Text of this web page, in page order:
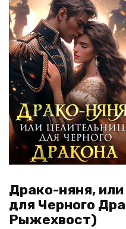
Драко-няня,
для Черного
Рыжехвост)